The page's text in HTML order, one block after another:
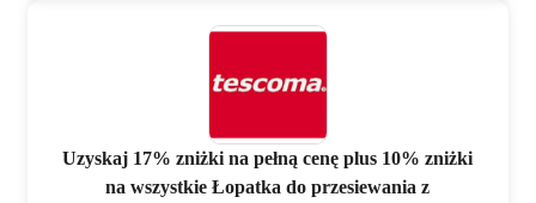
Uzyskaj 17% zniżki na pełną cenę plus 10% zniżki
na wszystkie Łopatka do przesiewania z